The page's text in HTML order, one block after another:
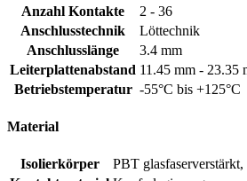
Anzahl Kontakte
2 - 36
Anschlusstechnik
Löttechnik
Anschlusslänge
3.4 mm
Leiterplattenabstand 11.45 mm - 23.35
Betriebstemperatur -55°C bis +125°C
Material
Isolierkörper
PBT